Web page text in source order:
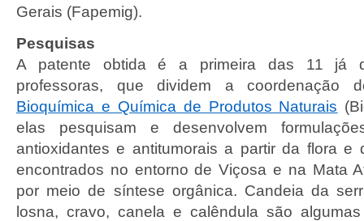
Gerais (Fapemig).
Pesquisas
A patente obtida é a primeira das 11 já
professoras, que dividem a coordenação
Bioquímica e Química de Produtos Naturais
elas
pesquisam e desenvolvem
antioxidantes e antitumorais a partir da flora e
encontrados no entorno de Viçosa e na Mata
por meio de síntese orgânica. Candeia da
losna, cravo, canela e calêndula são